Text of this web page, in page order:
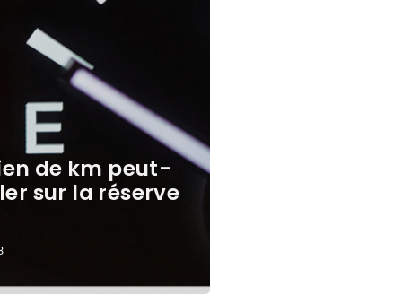
de km peut-
sur la réserve